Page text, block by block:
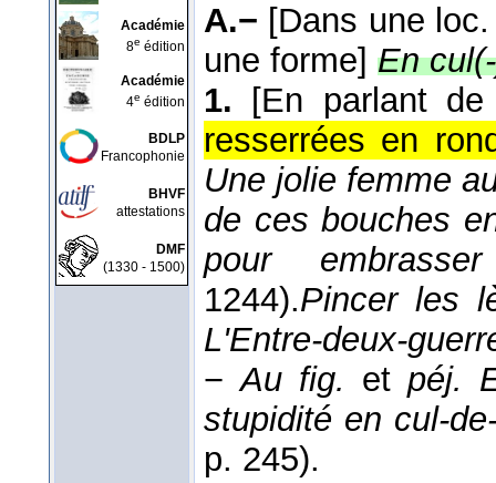
Académie
8e édition
Académie
4e édition
BDLP
Francophonie
BHVF
attestations
DMF
(1330 - 1500)
A.− [Dans une
une forme] En
1.
[En parlant
resserrées en
Une jolie femme
de ces bouches
pour embrasser
1244).Pincer les
L'Entre-deux-
−Au fig. et péj.
stupidité en cul-
p. 245).